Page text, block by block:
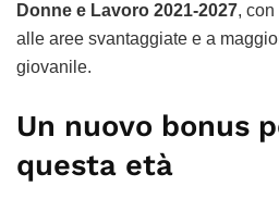
Donne e Lavoro 2021-2027,
alle aree svantaggiate e a
giovanile.
Un nuovo bonus
questa età